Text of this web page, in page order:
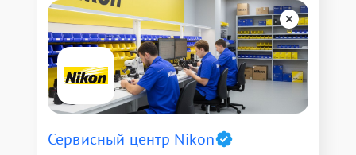
Сервисный центр Nikon